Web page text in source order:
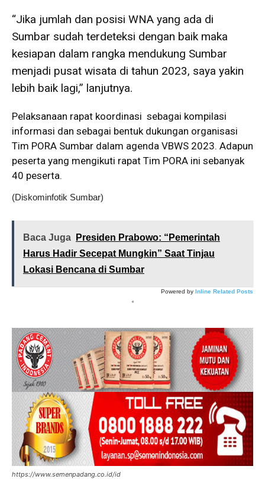
“Jika jumlah dan posisi WNA yang ada di
Sumbar sudah terdeteksi dengan baik maka
kesiapan dalam rangka mendukung Sumbar
menjadi pusat wisata di tahun 2023, saya yakin
lebih baik lagi,” lanjutnya.
Pelaksanaan rapat koordinasi sebagai kompilasi
informasi dan sebagai bentuk dukungan organisasi
Tim PORA Sumbar dalam agenda VBWS 2023. Adapun
peserta yang mengikuti rapat Tim PORA ini sebanyak
40 peserta.
(Diskominfotik Sumbar)
Baca Juga
Presiden Prabowo: “Pemerintah
Harus Hadir Secepat Mungkin” Saat Tinjau
Lokasi Bencana di Sumbar
Powered by Inline Related Posts
*
https://www.semenpadang.co.id/id